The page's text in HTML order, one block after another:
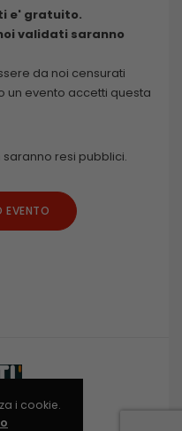
e' gratuito.
validati saranno
da noi censurati
un evento accetti questa
resi pubblici.
EVENTO
i cookie.